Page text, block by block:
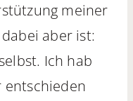
meiner
aber ist:
Ich hab
entschieden